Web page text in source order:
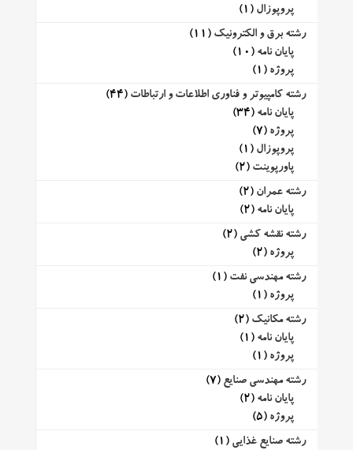
پروپوزال (1)
رشته برق و الکترونیک (11)
پایان نامه (10)
پروژه (1)
رشته کامپیوتر و فناوری اطلاعات و ارتباطات (44)
پایان نامه (34)
پروژه (7)
پروپوزال (1)
پاورپوینت (2)
رشته عمران (2)
پایان نامه (2)
رشته نقشه کشی (2)
پروژه (2)
رشته مهندسی نفت (1)
پروژه (1)
رشته مکانیک (2)
پایان نامه (1)
پروژه (1)
رشته مهندسی صنایع (7)
پایان نامه (2)
پروژه (5)
رشته صنایع غذایی (1)